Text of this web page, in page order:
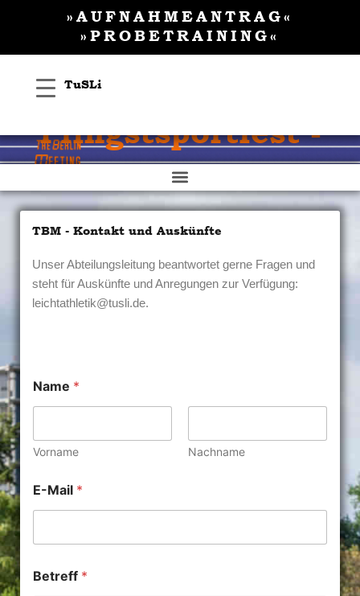
»AUFNAHMEANTRAG«
»PROBETRAINING«
TuSLi
Pfingstsportfest -
TBM
TBM - Kontakt und Auskünfte
Unser Abteilungsleitung beantwortet gerne Fragen und
steht für Auskünfte und Anregungen zur Verfügung:
leichtathletik@tusli.de.
Name *
Vorname Nachname
E-Mail *
Betreff *